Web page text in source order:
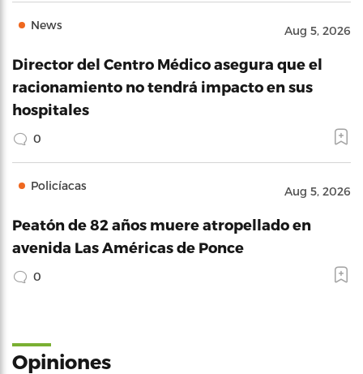
News Aug 5, 2026
Director del Centro Médico asegura que el
racionamiento no tendrá impacto en sus
hospitales
0
Policíacas Aug 5, 2026
Peatón de 82 años muere atropellado en
avenida Las Américas de Ponce
0
Opiniones